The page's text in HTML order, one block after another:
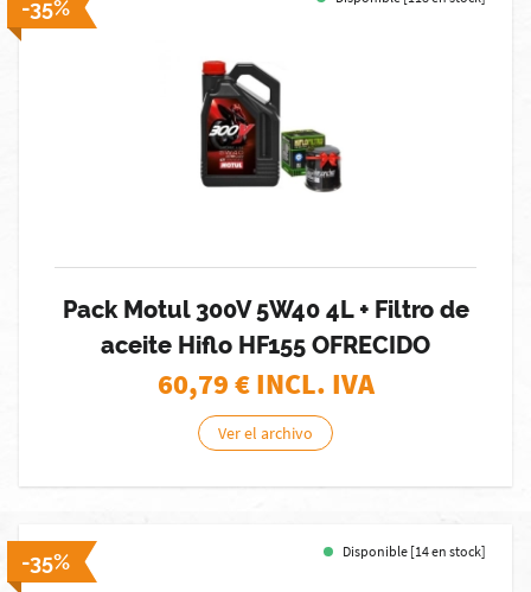
-35%
Pack Motul 300V 5W40 4L + Filtro de
aceite Hiflo HF155 OFRECIDO
60,79€ INCL. IVA
Ver el archivo
-35% Disponible [14 en stock]